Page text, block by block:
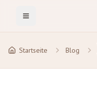
Toggle Menu
Startseite Blog